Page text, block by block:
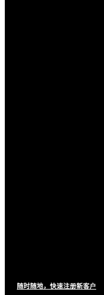
随时随地，快速注册新客户